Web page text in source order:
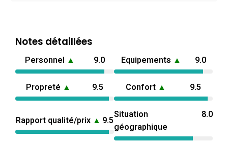
Notes détaillées
Personnel ▲ 9.0 Equipements ▲ 9.0
Propreté ▲ 9.5 Confort ▲ 9.5
Rapport qualité/prix ▲ 9.5
Situation
géographique
8.0